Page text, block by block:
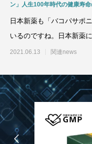
ン」人生100年時代の健康寿
日本新薬も「バコパサポ
いるのですね。日本新薬
た同製品は、脳の神経伝
2021.06.13 関連news